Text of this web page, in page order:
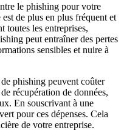
le phishing pour votre
de plus en plus fréquent et
toutes les entreprises,
peut entraîner des pertes
sensibles et nuire à
phishing peuvent coûter
récupération de données,
En souscrivant à une
pour ces dépenses. Cela
de votre entreprise.